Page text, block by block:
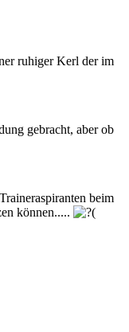
ruhiger Kerl der im
gebracht, aber ob
beim
können.....